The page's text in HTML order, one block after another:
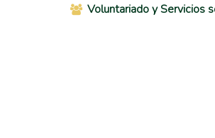
Voluntariado y Servicios